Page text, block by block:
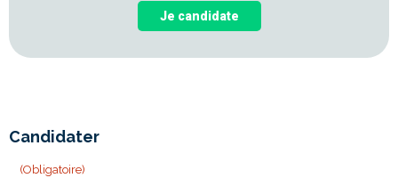
Je candidate
Candidater
(Obligatoire)